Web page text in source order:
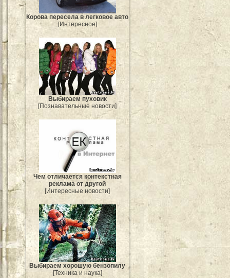
Корова пересела в легковое авто
[Интересное]
Выбираем пуховик
[Познавательные новости]
Чем отличается контекстная
реклама от другой
[Интересные новости]
Выбираем хорошую бензопилу
[Техника и наука]